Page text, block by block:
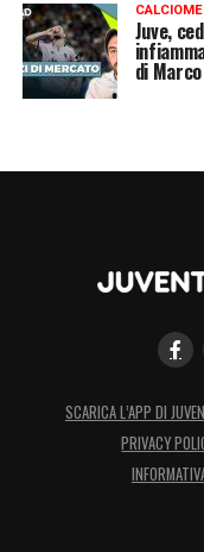
Juve,
di
SCARICA L’APP DI
PRIVACY